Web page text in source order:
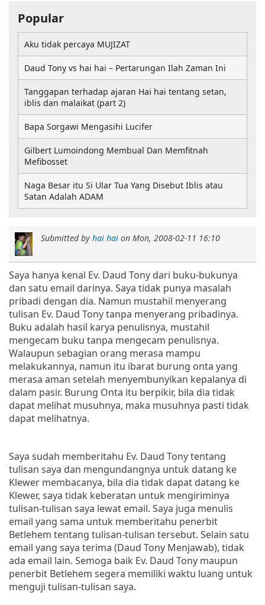
Submitted by hai hai on Mon, 2008-02-11 16:10
Saya hanya kenal Ev. Daud Tony dari buku-bukunya
dan satu email darinya. Saya tidak punya masalah
pribadi dengan dia. Namun mustahil menyerang
tulisan Ev. Daud Tony tanpa menyerang pribadinya.
Buku adalah hasil karya penulisnya, mustahil
mengecam buku tanpa mengecam penulisnya.
Walaupun sebagian orang merasa mampu
melakukannya, namun itu ibarat burung onta yang
merasa aman setelah menyembunyikan kepalanya di
dalam pasir. Burung Onta itu berpikir, bila dia tidak
dapat melihat musuhnya, maka musuhnya pasti tidak
dapat melihatnya.
Saya sudah memberitahu Ev. Daud Tony tentang
tulisan saya dan mengundangnya untuk datang ke
Klewer membacanya, bila dia tidak dapat datang ke
Klewer, saya tidak keberatan untuk mengiriminya
tulisan-tulisan saya lewat email. Saya juga menulis
email yang sama untuk memberitahu penerbit
Betlehem tentang tulisan-tulisan tersebut. Selain satu
email yang saya terima (Daud Tony Menjawab), tidak
ada email lain. Semoga baik Ev. Daud Tony maupun
penerbit Betlehem segera memiliki waktu luang untuk
menguji tulisan-tulisan saya.
Popular
Aku tidak percaya MUJIZAT
Daud Tony vs hai hai – Pertarungan Ilah Zaman Ini
Tanggapan terhadap ajaran Hai hai tentang setan,
iblis dan malaikat (part 2)
Bapa Sorgawi Mengasihi Lucifer
Gilbert Lumoindong Membual Dan Memfitnah
Mefibosset
Naga Besar itu Si Ular Tua Yang Disebut Iblis atau
Satan Adalah ADAM